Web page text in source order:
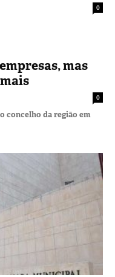
0
mas
0
concelho da região em